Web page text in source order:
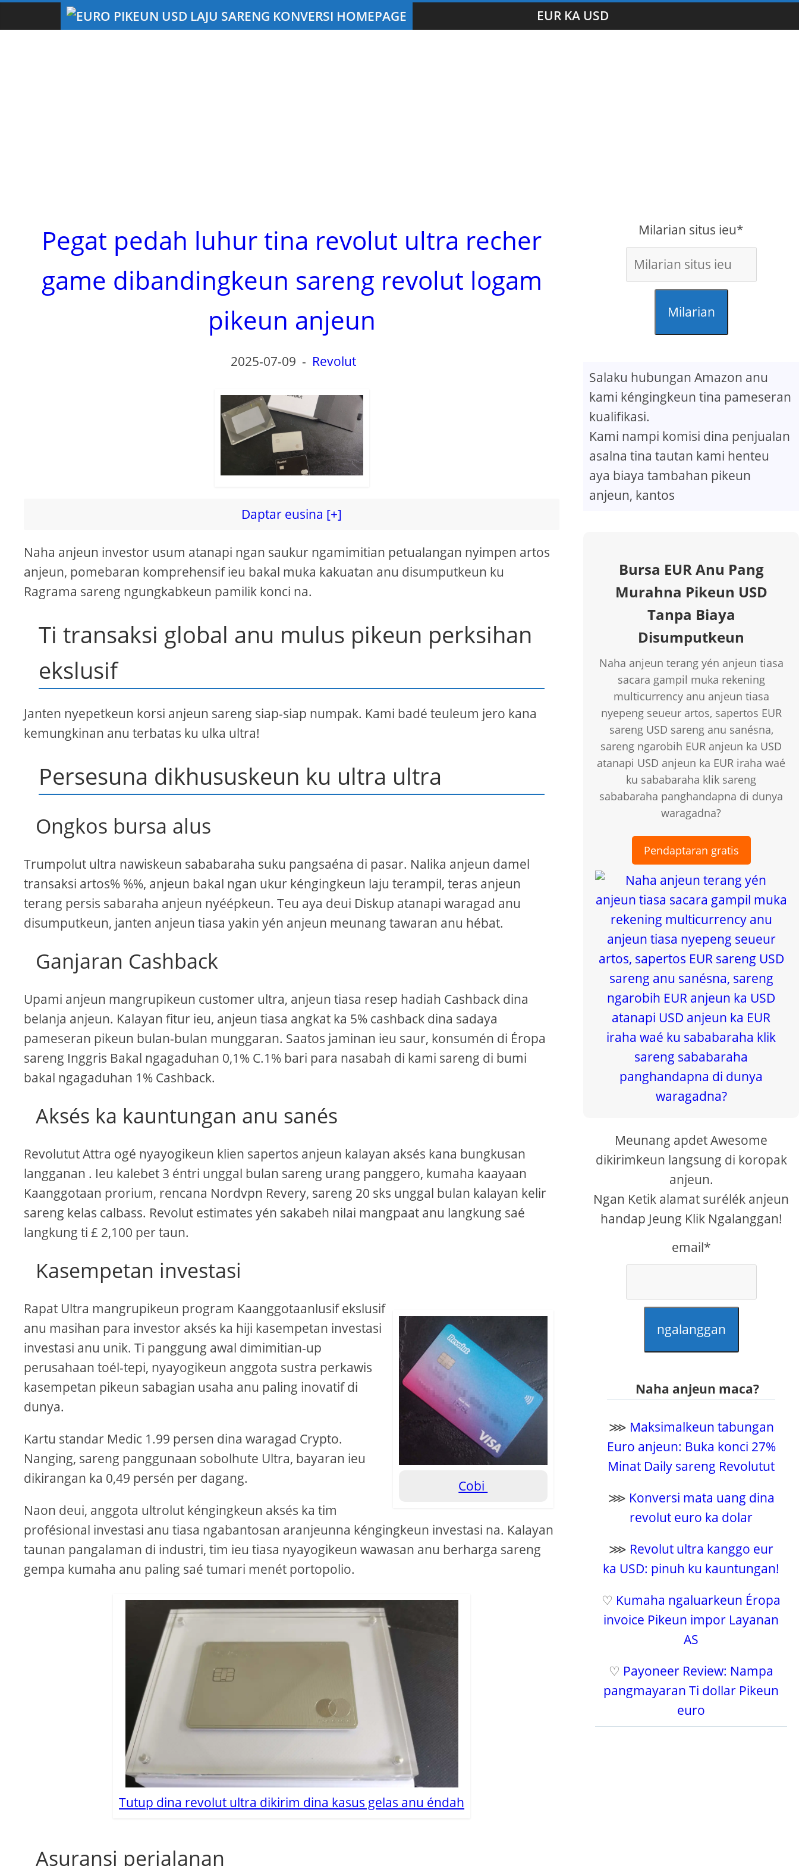
EUR KA USD
Pegat pedah luhur tina revolut ultra recher
game dibandingkeun sareng revolut logam
pikeun anjeun
2025-07-09 - Revolut
Daptar eusina [+]
Naha anjeun investor usum atanapi ngan saukur ngamimitian petualangan nyimpen artos
anjeun, pomebaran komprehensif ieu bakal muka kakuatan anu disumputkeun ku
Ragrama sareng ngungkabkeun pamilik konci na.
Ti transaksi global anu mulus pikeun perksihan
ekslusif
Janten nyepetkeun korsi anjeun sareng siap-siap numpak. Kami badé teuleum jero kana
kemungkinan anu terbatas ku ulka ultra!
Persesuna dikhususkeun ku ultra ultra
Ongkos bursa alus
Trumpolut ultra nawiskeun sababaraha suku pangsaéna di pasar. Nalika anjeun damel
transaksi artos% %%, anjeun bakal ngan ukur kéngingkeun laju terampil, teras anjeun
terang persis sabaraha anjeun nyéépkeun. Teu aya deui Diskup atanapi waragad anu
disumputkeun, janten anjeun tiasa yakin yén anjeun meunang tawaran anu hébat.
Ganjaran Cashback
Upami anjeun mangrupikeun customer ultra, anjeun tiasa resep hadiah Cashback dina
belanja anjeun. Kalayan fitur ieu, anjeun tiasa angkat ka 5% cashback dina sadaya
pameseran pikeun bulan-bulan munggaran. Saatos jaminan ieu saur, konsumén di Éropa
sareng Inggris Bakal ngagaduhan 0,1% C.1% bari para nasabah di kami sareng di bumi
bakal ngagaduhan 1% Cashback.
Aksés ka kauntungan anu sanés
Revolutut Attra ogé nyayogikeun klien sapertos anjeun kalayan aksés kana bungkusan
langganan . Ieu kalebet 3 éntri unggal bulan sareng urang panggero, kumaha kaayaan
Kaanggotaan prorium, rencana Nordvpn Revery, sareng 20 sks unggal bulan kalayan kelir
sareng kelas calbass. Revolut estimates yén sakabeh nilai mangpaat anu langkung saé
langkung ti £ 2,100 per taun.
Kasempetan investasi
Cobi
Rapat Ultra mangrupikeun program Kaanggotaanlusif ekslusif
anu masihan para investor aksés ka hiji kasempetan investasi
investasi anu unik. Ti panggung awal dimimitian-up
perusahaan toél-tepi, nyayogikeun anggota sustra perkawis
kasempetan pikeun sabagian usaha anu paling inovatif di
dunya.
Kartu standar Medic 1.99 persen dina waragad Crypto.
Nanging, sareng panggunaan sobolhute Ultra, bayaran ieu
dikirangan ka 0,49 persén per dagang.
Naon deui, anggota ultrolut kéngingkeun aksés ka tim
profésional investasi anu tiasa ngabantosan aranjeunna kéngingkeun investasi na. Kalayan
taunan pangalaman di industri, tim ieu tiasa nyayogikeun wawasan anu berharga sareng
gempa kumaha anu paling saé tumari menét portopolio.
Tutup dina revolut ultra dikirim dina kasus gelas anu éndah
Asuransi perjalanan
Milarian situs ieu*
Milarian
Salaku hubungan Amazon anu
kami kéngingkeun tina pameseran
kualifikasi.
Kami nampi komisi dina penjualan
asalna tina tautan kami henteu
aya biaya tambahan pikeun
anjeun, kantos
Bursa EUR Anu Pang
Murahna Pikeun USD
Tanpa Biaya
Disumputkeun
Naha anjeun terang yén anjeun tiasa
sacara gampil muka rekening
multicurrency anu anjeun tiasa
nyepeng seueur artos, sapertos EUR
sareng USD sareng anu sanésna,
sareng ngarobih EUR anjeun ka USD
atanapi USD anjeun ka EUR iraha waé
ku sababaraha klik sareng
sababaraha panghandapna di dunya
waragadna?
Pendaptaran gratis
Meunang apdet Awesome
dikirimkeun langsung di koropak
anjeun.
Ngan Ketik alamat surélék anjeun
handap Jeung Klik Ngalanggan!
email*
ngalanggan
Naha anjeun maca?
⋙ Maksimalkeun tabungan
Euro anjeun: Buka konci 27%
Minat Daily sareng Revolutut
⋙ Konversi mata uang dina
revolut euro ka dolar
⋙ Revolut ultra kanggo eur
ka USD: pinuh ku kauntungan!
♡ Kumaha ngaluarkeun Éropa
invoice Pikeun impor Layanan
AS
♡ Payoneer Review: Nampa
pangmayaran Ti dollar Pikeun
euro